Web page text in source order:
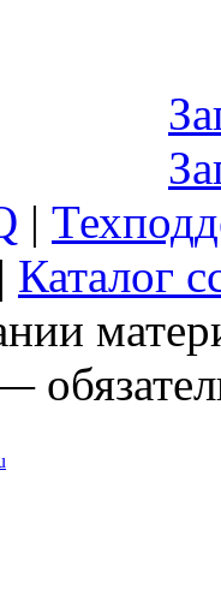
|
| Каталог